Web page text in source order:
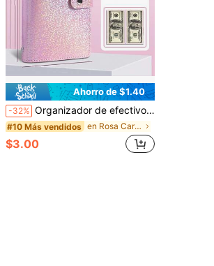
Ahorro de $1.40
-32% Organizador de efectivo A6 colorido, gran capacidad, puede almacenar efectivo, fotos, sellos y tarjetas bancarias. Organizador de efectivo de gran capacidad, 50 páginas, álbum de fotos con carpeta de 3 anillos, útiles escolares
#10 Más vendidos en Rosa Carpetas
$3.00